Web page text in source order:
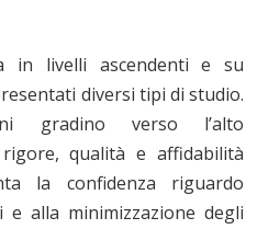
in livelli ascendenti e su
diversi tipi di studio.
gradino verso l’alto
qualità e affidabilità
la confidenza riguardo
e alla minimizzazione degli